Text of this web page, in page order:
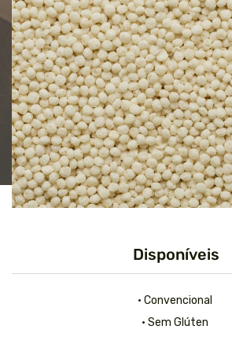
Disponíveis
• Convencional
• Sem Glúten